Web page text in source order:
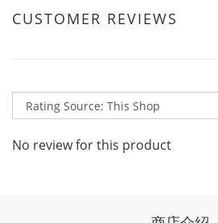
CUSTOMER REVIEWS
No review for this product